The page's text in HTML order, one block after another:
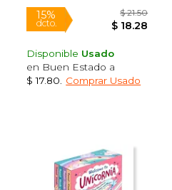
Disponible Usado
en Buen Estado a
$ 17.80
Comprar Usado